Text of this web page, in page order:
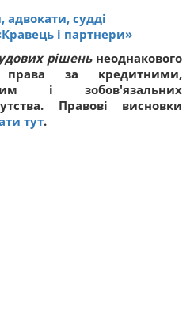
адвокати, судді
і партнери»
рішеньнеоднакового
права за кредитними,
і зобов'язальних
Правові висновки
тут.